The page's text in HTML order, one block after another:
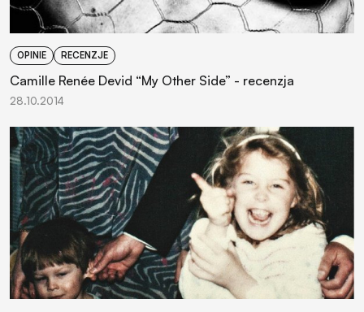
OPINIE RECENZJE
Camille Renée Devid “My Other Side” - recenzja
28.10.2014